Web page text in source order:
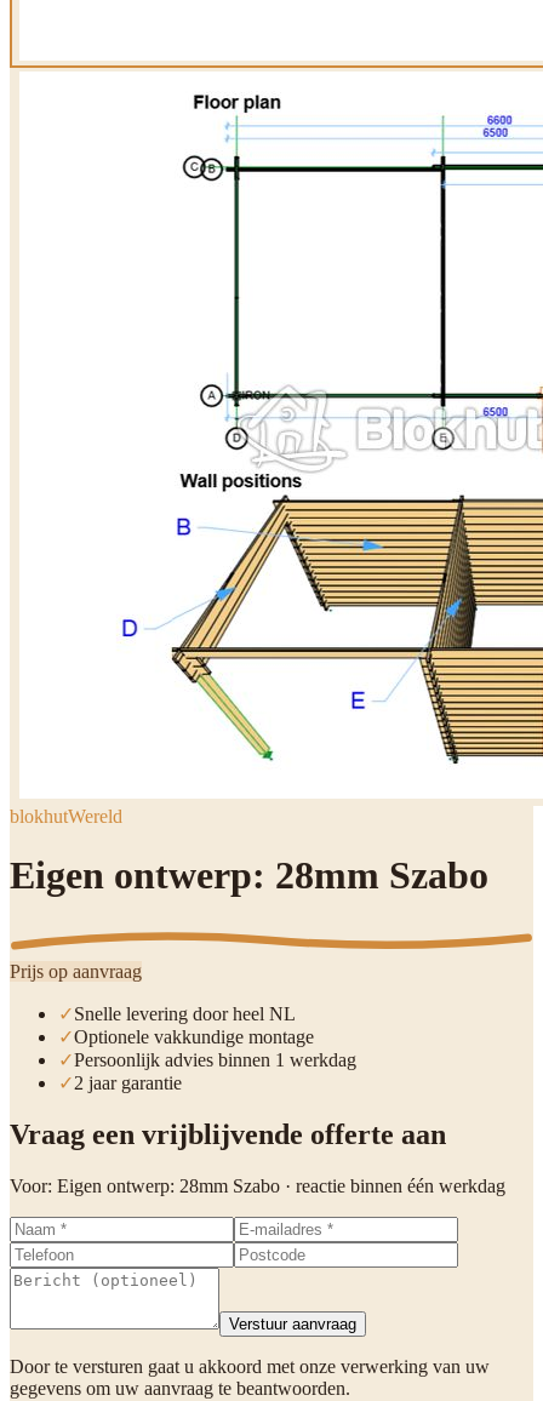
blokhutWereld
Eigen ontwerp: 28mm Szabo
Prijs op aanvraag
✓Snelle levering door heel NL
✓Optionele vakkundige montage
✓Persoonlijk advies binnen 1 werkdag
✓2 jaar garantie
Vraag een vrijblijvende offerte aan
Voor: Eigen ontwerp: 28mm Szabo · reactie binnen één werkdag
Verstuur aanvraag
Door te versturen gaat u akkoord met onze verwerking van uw
gegevens om uw aanvraag te beantwoorden.